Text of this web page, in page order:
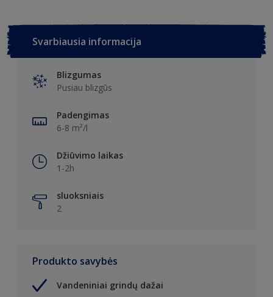
Svarbiausia informacija
Blizgumas
Pusiau blizgūs
Padengimas
6-8 m²/l
Džiūvimo laikas
1-2h
sluoksniais
2
Produkto savybės
Vandeniniai grindų dažai